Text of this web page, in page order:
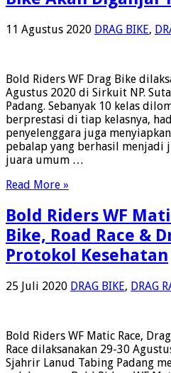
11 Agustus 2020 DRAG BIKE,
Bold Riders WF Drag Bike
Agustus 2020 di Sirkuit NP.
Padang. Sebanyak 10 kelas
berprestasi di tiap kelasnya,
penyelenggara juga
pebalap yang berhasil menjadi
juara umum …
Read More »
Bold Riders WF
Bike, Road Race &
Protokol Kesehatan
25 Juli 2020 DRAG BIKE, DRAG
Bold Riders WF Matic Race,
Race dilaksanakan 29-30
Sjahrir Lanud Tabing Padang